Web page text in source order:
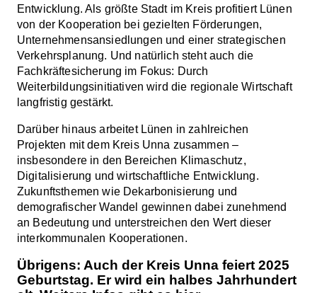
Entwicklung. Als größte Stadt im Kreis profitiert Lünen
von der Kooperation bei gezielten Förderungen,
Unternehmensansiedlungen und einer strategischen
Verkehrsplanung. Und natürlich steht auch die
Fachkräftesicherung im Fokus: Durch
Weiterbildungsinitiativen wird die regionale Wirtschaft
langfristig gestärkt.
Darüber hinaus arbeitet Lünen in zahlreichen
Projekten mit dem Kreis Unna zusammen –
insbesondere in den Bereichen Klimaschutz,
Digitalisierung und wirtschaftliche Entwicklung.
Zukunftsthemen wie Dekarbonisierung und
demografischer Wandel gewinnen dabei zunehmend
an Bedeutung und unterstreichen den Wert dieser
interkommunalen Kooperationen.
Übrigens: Auch der Kreis Unna feiert 2025
Geburtstag. Er wird ein halbes Jahrhundert